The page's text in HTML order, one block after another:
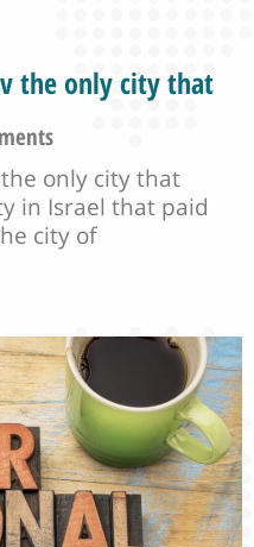
the only city that
only city that
in Israel that paid
city of